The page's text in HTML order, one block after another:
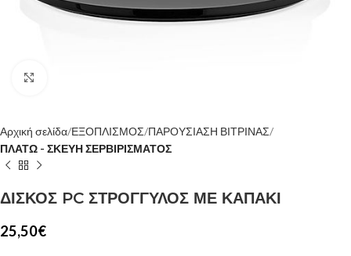
Αρχική σελίδα ΕΞΟΠΛΙΣΜΟΣ ΠΑΡΟΥΣΙΑΣΗ ΒΙΤΡΙΝΑΣ
ΠΛΑΤΩ - ΣΚΕΥΗ ΣΕΡΒΙΡΙΣΜΑΤΟΣ
ΔΙΣΚΟΣ PC ΣΤΡΟΓΓΥΛΟΣ ΜΕ ΚΑΠΑΚΙ
25,50€